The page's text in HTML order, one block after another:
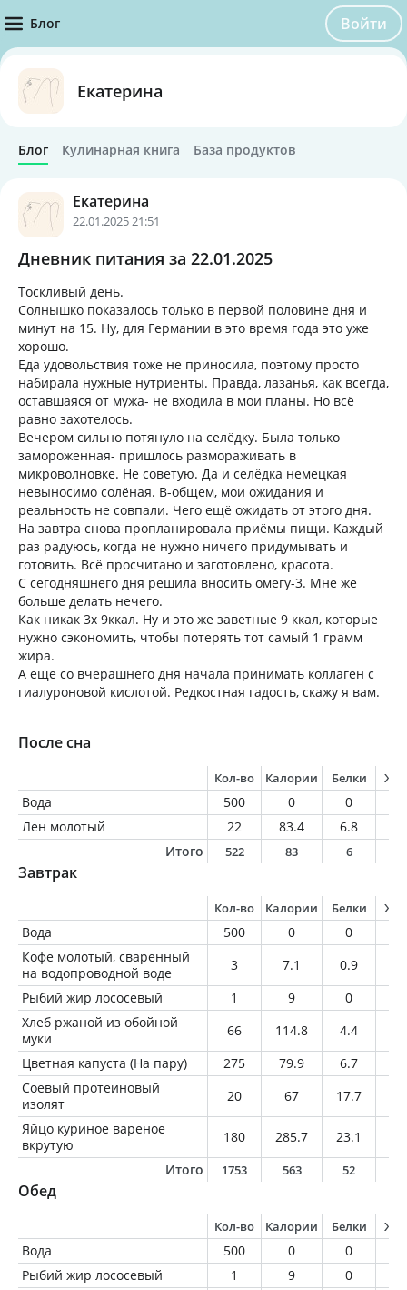
Блог Войти
Екатерина
Блог Кулинарная книга База продуктов
Екатерина
22.01.2025 21:51
Дневник питания за 22.01.2025
Тоскливый день.
Солнышко показалось только в первой половине дня и
минут на 15. Ну, для Германии в это время года это уже
хорошо.
Еда удовольствия тоже не приносила, поэтому просто
набирала нужные нутриенты. Правда, лазанья, как всегда,
оставшаяся от мужа- не входила в мои планы. Но всё
равно захотелось.
Вечером сильно потянуло на селёдку. Была только
замороженная- пришлось размораживать в
микроволновке. Не советую. Да и селёдка немецкая
невыносимо солёная. В-общем, мои ожидания и
реальность не совпали. Чего ещё ожидать от этого дня.
На завтра снова пропланировала приёмы пищи. Каждый
раз радуюсь, когда не нужно ничего придумывать и
готовить. Всё просчитано и заготовлено, красота.
С сегодняшнего дня решила вносить омегу-3. Мне же
больше делать нечего.
Как никак 3х 9ккал. Ну и это же заветные 9 ккал, которые
нужно сэкономить, чтобы потерять тот самый 1 грамм
жира.
А ещё со вчерашнего дня начала принимать коллаген с
гиалуроновой кислотой. Редкостная гадость, скажу я вам.
После сна
Кол-во Калории Белки
Вода 500 0 0
Лен молотый
22 83.4 6.8
Итого
522 83 6
Завтрак
Кол-во Калории Белки
Вода 500 0 0
Кофе молотый, сваренный
на водопроводной воде
3 7.1 0.9
Рыбий жир лососевый
1 9 0
Хлеб ржаной из обойной
муки
66 114.8 4.4
Цветная капуста (На пару)
275 79.9 6.7
Соевый протеиновый
изолят
20 67 17.7
Яйцо куриное вареное
вкрутую
180 285.7 23.1
Итого
1753 563 52
Обед
Кол-во Калории Белки
Вода 500 0 0
Рыбий жир лососевый
1 9 0